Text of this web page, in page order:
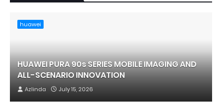
huawei
HUAWEI PURA 90s SERIES MOBILE IMAGING AND
ALL-SCENARIO INNOVATION
Azlinda July 15, 2026